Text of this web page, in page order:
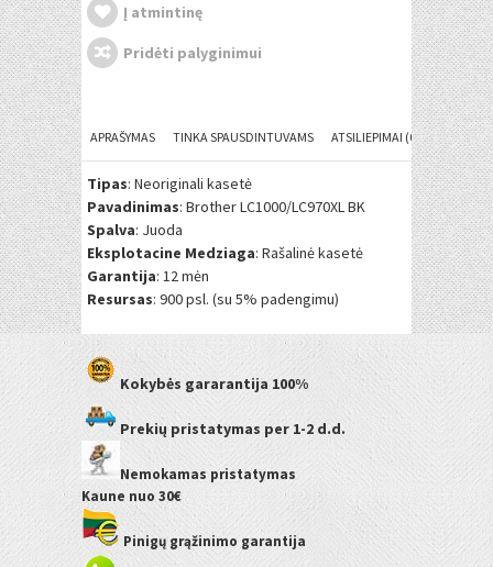
Į atmintinę
Pridėti palyginimui
APRAŠYMAS TINKA SPAUSDINTUVAMS ATSILIEPIMAI (0)
Tipas: Neoriginali kasetė
Pavadinimas: Brother LC1000/LC970XL BK
Spalva: Juoda
Eksplotacine Medziaga: Rašalinė kasetė
Garantija: 12 mėn
Resursas: 900 psl. (su 5% padengimu)
Kokybės gararantija 100%
Prekių pristatymas per 1-2 d.d.
Nemokamas pristatymas
Kaune nuo 30€
Pinigų grąžinimo garantija